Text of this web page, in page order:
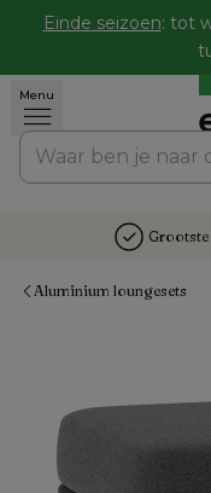
Einde seizoen: tot
Menu
Grootste
Aluminium loungesets